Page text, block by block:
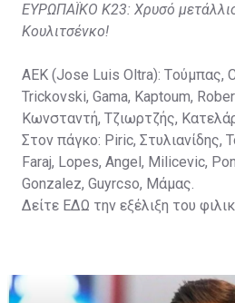
ΕΥΡΩΠΑΪΚΟ Κ23: Χρυσό
Κουλιτσένκο!
ΑΕΚ (Jose Luis Oltra): Tούμπας,
Trickovski, Gama, Κaptoum,
Κωνσταντή, Τζιωρτζής,
Στον πάγκο: Piric, Στυλιανίδης,
Faraj, Lopes, Angel, Milicevic,
Gonzalez, Guyrcso, Μάμας.
Δείτε ΕΔΩ την εξέλιξη του